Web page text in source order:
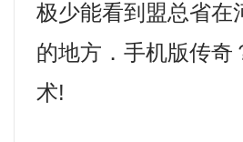
极少能看到盟总省在
的地方．手机版传奇
术!